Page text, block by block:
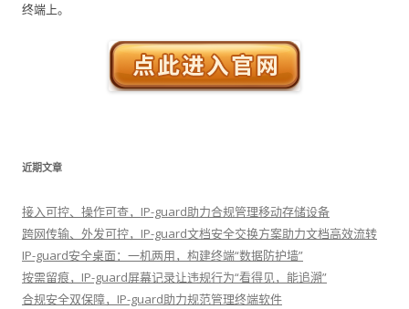
终端上。
近期文章
接入可控、操作可查，IP-guard助力合规管理移动存储设备
跨网传输、外发可控，IP-guard文档安全交换方案助力文档高效流转
IP-guard安全桌面：一机两用，构建终端“数据防护墙”
按需留痕，IP-guard屏幕记录让违规行为“看得见，能追溯”
合规安全双保障，IP-guard助力规范管理终端软件